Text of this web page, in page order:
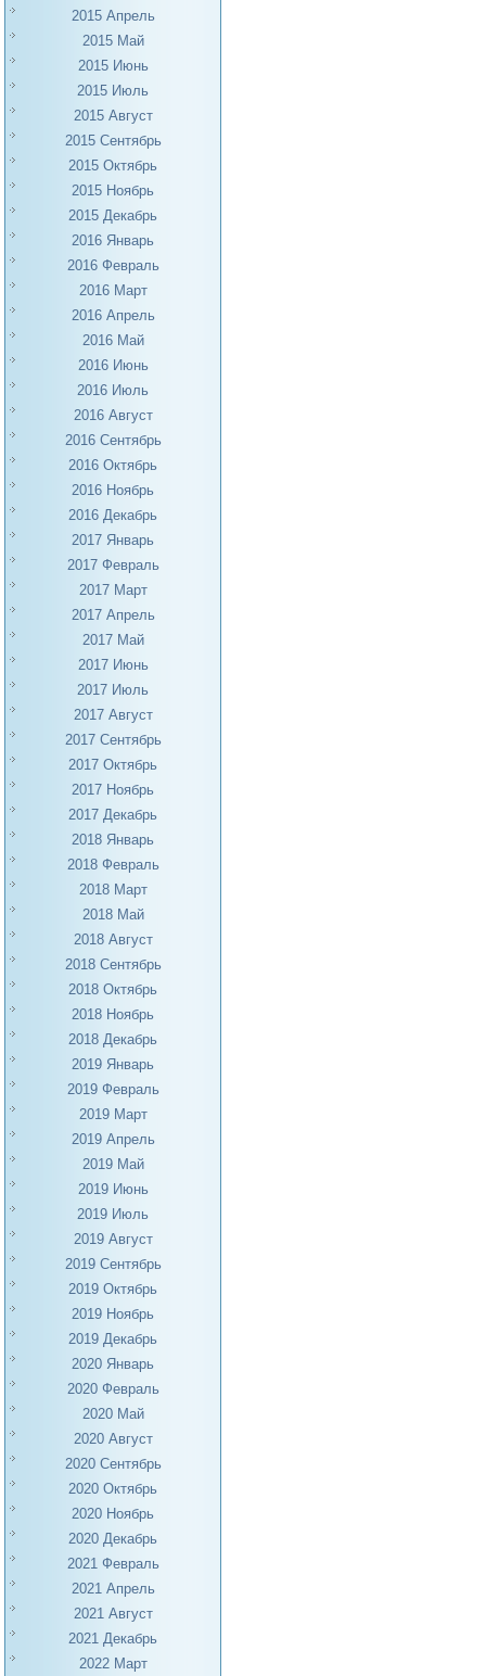
2015 Апрель
2015 Май
2015 Июнь
2015 Июль
2015 Август
2015 Сентябрь
2015 Октябрь
2015 Ноябрь
2015 Декабрь
2016 Январь
2016 Февраль
2016 Март
2016 Апрель
2016 Май
2016 Июнь
2016 Июль
2016 Август
2016 Сентябрь
2016 Октябрь
2016 Ноябрь
2016 Декабрь
2017 Январь
2017 Февраль
2017 Март
2017 Апрель
2017 Май
2017 Июнь
2017 Июль
2017 Август
2017 Сентябрь
2017 Октябрь
2017 Ноябрь
2017 Декабрь
2018 Январь
2018 Февраль
2018 Март
2018 Май
2018 Август
2018 Сентябрь
2018 Октябрь
2018 Ноябрь
2018 Декабрь
2019 Январь
2019 Февраль
2019 Март
2019 Апрель
2019 Май
2019 Июнь
2019 Июль
2019 Август
2019 Сентябрь
2019 Октябрь
2019 Ноябрь
2019 Декабрь
2020 Январь
2020 Февраль
2020 Май
2020 Август
2020 Сентябрь
2020 Октябрь
2020 Ноябрь
2020 Декабрь
2021 Февраль
2021 Апрель
2021 Август
2021 Декабрь
2022 Март